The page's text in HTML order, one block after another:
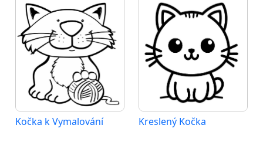
Kočka k Vymalování Kreslený Kočka